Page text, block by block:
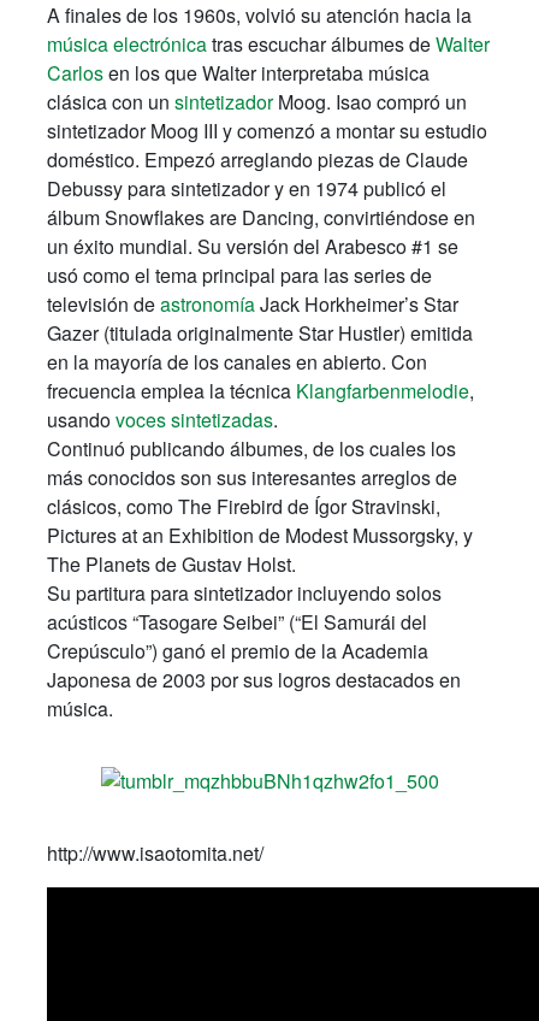
A finales de los 1960s, volvió su atención hacia la
música electrónicatras escuchar álbumes deWalter
Carlosen los que Walter interpretaba música
clásica con un sintetizadorMoog. Isao compró un
sintetizador Moog III y comenzó a montar su estudio
doméstico. Empezó arreglando piezas de Claude
Debussy para sintetizador y en 1974 publicó el
álbum Snowflakes are Dancing, convirtiéndose en
un éxito mundial. Su versión del Arabesco #1 se
usó como el tema principal para las series de
televisión deastronomíaJack Horkheimer’s Star
Gazer (titulada originalmente Star Hustler) emitida
en la mayoría de los canales en abierto. Con
frecuencia emplea la técnica Klangfarbenmelodie,
usandovoces sintetizadas.
Continuó publicando álbumes, de los cuales los
más conocidos son sus interesantes arreglos de
clásicos, como The Firebird de Ígor Stravinski,
Pictures at an Exhibition de Modest Mussorgsky, y
The Planets de Gustav Holst.
Su partitura para sintetizador incluyendo solos
acústicos “Tasogare Seibei” (“El Samurái del
Crepúsculo”) ganó el premio de la Academia
Japonesa de 2003 por sus logros destacados en
música.
http://www.isaotomita.net/